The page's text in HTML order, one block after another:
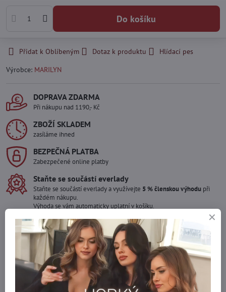
Do košíku
Přidat k Oblíbeným Dotaz k produktu
Hlídací pes
Výrobce: MARILYN
DOPRAVA ZDARMA
Při nákupu nad 1190,- Kč
ZBOŽÍ SKLADEM
zasíláme ihned
BEZPEČNÁ PLATBA
Zabezpečené online platby
Staňte se součástí everlady
Staňte se součástí everlady a využívejte 5 % členskou výhodu při
každém nákupu.
Výhoda se vám automaticky uplatní v košíku.
Máte zájem o více kusů ?
Kontaktujte nás na mail, zboží pro Vás doskladníme!
info​@everlady​.eu